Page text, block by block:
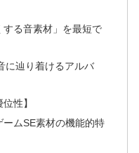
る音素材」を最短で
に辿り着けるアルバ
性】
ムSE素材の機能的特